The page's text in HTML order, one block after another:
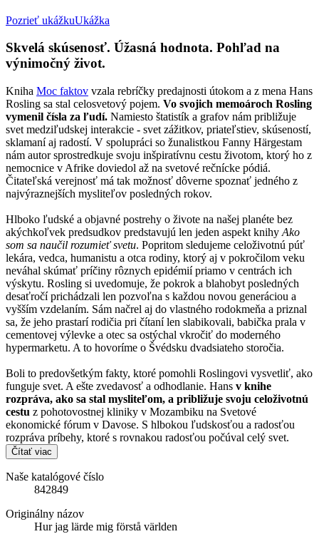
Pozrieť ukážkuUkážka
Skvelá skúsenosť. Úžasná hodnota. Pohľad na
výnimočný život.
Kniha Moc faktov vzala rebríčky predajnosti útokom a z mena Hans
Rosling sa stal celosvetový pojem. Vo svojich memoároch Rosling
vymenil čísla za ľudí. Namiesto štatistík a grafov nám približuje
svet medziľudskej interakcie - svet zážitkov, priateľstiev, skúseností,
sklamaní aj radostí. V spolupráci so žunalistkou Fanny Härgestam
nám autor sprostredkuje svoju inšpiratívnu cestu životom, ktorý ho z
nemocnice v Afrike doviedol až na svetové rečnícke pódiá.
Čitateľská verejnosť má tak možnosť dôverne spoznať jedného z
najvýraznejších mysliteľov posledných rokov.
Hlboko ľudské a objavné postrehy o živote na našej planéte bez
akýchkoľvek predsudkov predstavujú len jeden aspekt knihy Ako
som sa naučil rozumieť svetu. Popritom sledujeme celoživotnú púť
lekára, vedca, humanistu a otca rodiny, ktorý aj v pokročilom veku
neváhal skúmať príčiny rôznych epidémií priamo v centrách ich
výskytu. Rosling si uvedomuje, že pokrok a blahobyt posledných
desaťročí prichádzali len pozvoľna s každou novou generáciou a
vyšším vzdelaním. Sám načrel aj do vlastného rodokmeňa a priznal
sa, že jeho prastarí rodičia pri čítaní len slabikovali, babička prala v
cementovej výlevke a otec sa ostýchal vkročiť do moderného
hypermarketu. A to hovoríme o Švédsku dvadsiateho storočia.
Boli to predovšetkým fakty, ktoré pomohli Roslingovi vysvetliť, ako
funguje svet. A ešte zvedavosť a odhodlanie. Hans v knihe
rozpráva, ako sa stal mysliteľom, a približuje svoju celoživotnú
cestu z pohotovostnej kliniky v Mozambiku na Svetové
ekonomické fórum v Davose. S hlbokou ľudskosťou a radosťou
rozpráva príbehy, ktoré s rovnakou radosťou počúval celý svet.
Čítať viac
Naše katalógové číslo
842849
Originálny názov
Hur jag lärde mig förstå världen